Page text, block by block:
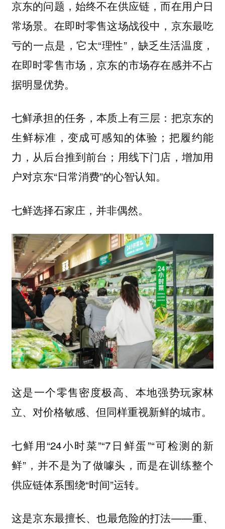
京东的问题，始终不在供应链，而在用户日
常场景。在即时零售这场战役中，京东最吃
亏的一点是，它太“理性”，缺乏生活温度，
在即时零售市场，京东的市场存在感并不占
据明显优势。
七鲜承担的任务，本质上有三层：把京东的
生鲜标准，变成可感知的体验；把履约能
力，从后台推到前台；用线下门店，增加用
户对京东“日常消费”的心智认知。
七鲜选择石家庄，并非偶然。
这是一个零售密度极高、本地强势玩家林
立、对价格敏感、但同样重视新鲜的城市。
七鲜用“24小时菜”“7日鲜蛋”“可检测的新
鲜”，并不是为了做噱头，而是在训练整个
供应链体系围绕“时间”运转。
这是京东最擅长、也最危险的打法——重、